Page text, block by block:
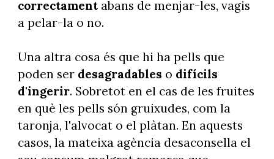
correctamentabans de menjar-les, vagis
a pelar-la o no.
Una altra cosa és que hi ha pells que
poden ser desagradables o difícils
d'ingerir. Sobretot en el cas de les fruites
en què les pells són gruixudes, com la
taronja, l'alvocat o el plàtan. En aquests
casos, la mateixa agència desaconsella el